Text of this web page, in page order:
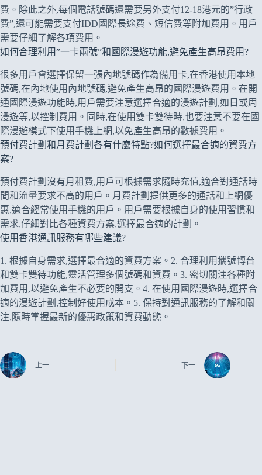
費。除此之外,每個電話號碼還需要另外支付12-18港元的”行政
費”,還可能需要支付IDD國際長途費、短信費等附加費用。用戶
需要仔細了解各項費用。
如何合理利用”一卡兩號”和國際漫遊功能,避免產生高昂費用?
很多用戶會選擇保留一張內地號碼作為備用卡,在香港使用本地
號碼,在內地使用內地號碼,避免產生高昂的國際漫遊費用。在開
通國際漫遊功能時,用戶需要注意選擇合適的漫遊計劃,如日或周
漫遊等,以控制費用。同時,在使用雙卡雙待時,也要注意不要在國
際漫遊模式下使用手機上網,以免產生高昂的數據費用。
預付費計劃和月費計劃各有什麼特點?如何選擇最合適的資費方
案?
預付費計劃沒有月租費,用戶可根據需求隨時充值,適合對通話時
間和流量要求不高的用戶。月費計劃提供更多的通話和上網優
惠,適合經常使用手機的用戶。用戶需要根據自身的使用習慣和
需求,仔細對比各種資費方案,選擇最合適的計劃。
使用香港通訊服務有哪些建議?
1. 根據自身需求,選擇最合適的資費方案。2. 合理利用攜號轉台
和雙卡雙待功能,靈活管理多個號碼和資費。3. 密切關注各種附
加費用,以避免產生不必要的開支。4. 在使用國際漫遊時,選擇合
適的漫遊計劃,控制好使用成本。5. 保持對通訊服務的了解和關
注,隨時掌握最新的優惠政策和資費動態。
上一 下一